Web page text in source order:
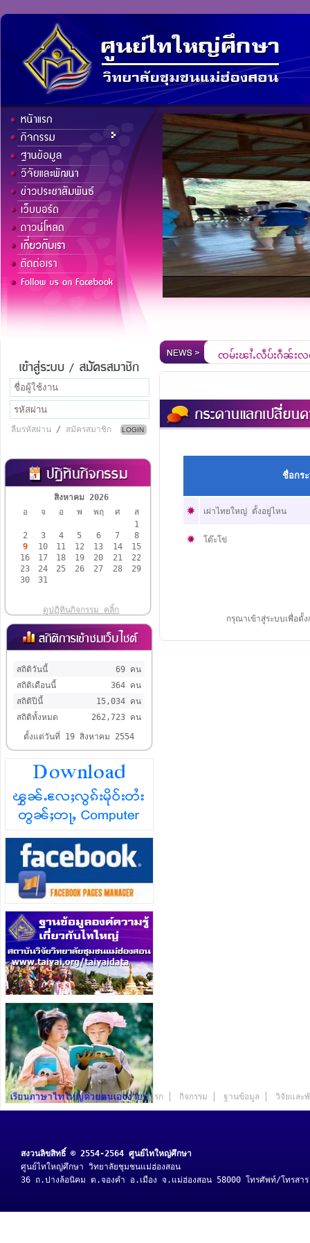
ลืมรหัสผ่าน / สมัครสมาชิก
สิงหาคม 2026
อ
จ อ พ พฤ ศ
ส
1
2
3 4 5 6 7
8
9
10 11 12 13 14
15
16
17 18 19 20 21
22
23
24 25 26 27 28
29
30
31
ดูปฏิทินกิจกรรม คลิ้ก
สถิติวันนี้
69 คน
สถิติเดือนนี้
364 คน
สถิติปีนี้
15,034 คน
สถิติทั้งหมด
262,723 คน
ตั้งแต่วันที่ 19 สิงหาคม 2554
ၸုမ်းၾၢႆႇလဵပ်ႈႁဵၼ်း
ชื่อกร
เผ่าไทยใหญ่ ตั้งอยู่ไหน
โต๊ะโข่
กรุณาเข้าสู่ระบบเพื่อ
หน้าแรก กิจกรรม ฐานข้อมูล วิจัยและ
สงวนลิขสิทธิ์ © 2554-2564 ศูนย์ไทใหญ่ศึกษา
ศูนย์ไทใหญ่ศึกษา วิทยาลัยชุมชนแม่ฮ่องสอน
36 ถ.ปางล้อนิคม ต.จองคำ อ.เมือง จ.แม่ฮ่องสอน 58000 โทรศัพท์/โทรสา